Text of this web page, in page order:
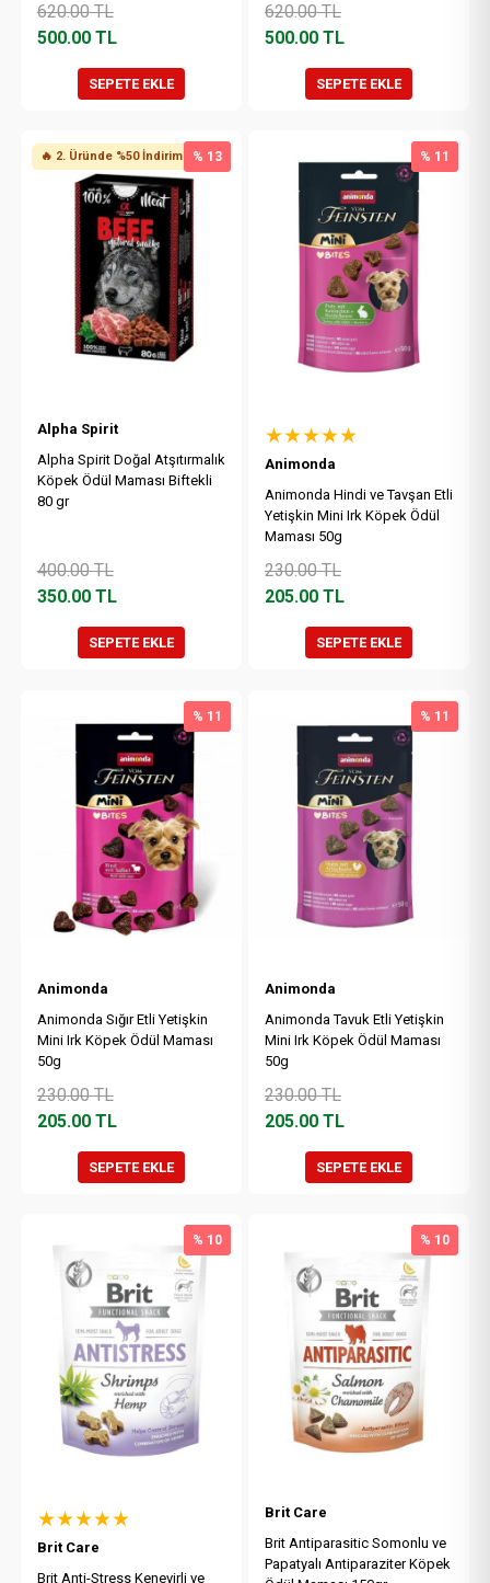
620.00TL
500.00TL
SEPETE EKLE
620.00TL
500.00 TL
SEPETE EKLE
🔥 2. Üründe %50 İndirim
Alpha Spirit
Alpha Spirit Doğal Atşıtırmalık
Köpek Ödül Maması Biftekli
80 gr
400.00TL
350.00TL
% 13
SEPETE EKLE
★★★★★
Animonda
Animonda Hindi ve Tavşan Etli
Yetişkin Mini Irk Köpek Ödül
Maması 50g
230.00TL
205.00 TL
% 11
SEPETE EKLE
Animonda
Animonda Sığır Etli Yetişkin
Mini Irk Köpek Ödül Maması
50g
230.00TL
205.00TL
% 11
SEPETE EKLE
Animonda
Animonda Tavuk Etli Yetişkin
Mini Irk Köpek Ödül Maması
50g
230.00TL
205.00 TL
% 11
SEPETE EKLE
★★★★★
Brit Care
Brit Anti-Stress Kenevirli ve
% 10
Brit Care
Brit Antiparasitic Somonlu ve
Papatyalı Antiparaziter Köpek
% 10